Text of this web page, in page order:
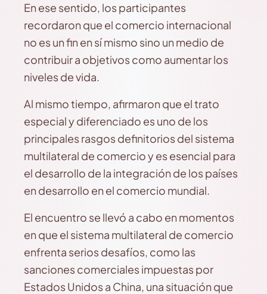
En ese sentido, los participantes
recordaron que el comercio internacional
no es un fin en sí mismo sino un medio de
contribuir a objetivos como aumentar los
niveles de vida.
Al mismo tiempo, afirmaron que el trato
especial y diferenciado es uno de los
principales rasgos definitorios del sistema
multilateral de comercio y es esencial para
el desarrollo de la integración de los países
en desarrollo en el comercio mundial.
El encuentro se llevó a cabo en momentos
en que el sistema multilateral de comercio
enfrenta serios desafíos, como las
sanciones comerciales impuestas por
Estados Unidos a China, una situación que